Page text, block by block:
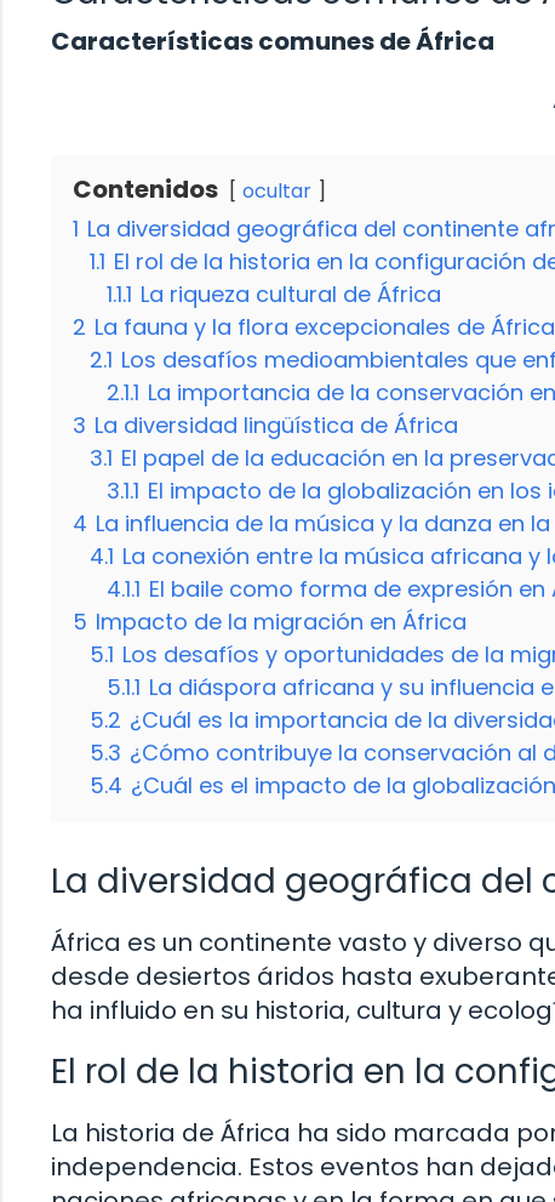
Características comunes de África
Contenidos ocultar
1 La diversidad geográfica del continente
1.1 El rol de la historia en la configuración
1.1.1 La riqueza cultural de África
2 La fauna y la flora excepcionales de África
2.1 Los desafíos medioambientales que
2.1.1 La importancia de la conservación
3 La diversidad lingüística de África
3.1 El papel de la educación en la
3.1.1 El impacto de la globalización en
4 La influencia de la música y la danza en
4.1 La conexión entre la música africana y
4.1.1 El baile como forma de expresión en
5 Impacto de la migración en África
5.1 Los desafíos y oportunidades de la
5.1.1 La diáspora africana y su influencia
5.2 ¿Cuál es la importancia de la
5.3 ¿Cómo contribuye la conservación al
5.4 ¿Cuál es el impacto de la
La diversidad geográfica del
África es un continente vasto y diverso
desde desiertos áridos hasta
ha influido en su historia, cultura y
El rol de la historia en la
La historia de África ha sido marcada
independencia. Estos eventos han